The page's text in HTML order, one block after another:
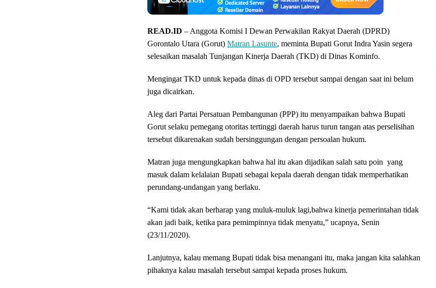
READ.ID – Anggota Komisi I Dewan Perwakilan Rakyat Daerah (DPRD)
Gorontalo Utara (Gorut) Matran Lasunte, meminta Bupati Gorut Indra Yasin segera
selesaikan masalah Tunjangan Kinerja Daerah (TKD) di Dinas Kominfo.
Mengingat TKD untuk kepada dinas di OPD tersebut sampai dengan saat ini belum
juga dicairkan.
Aleg dari Partai Persatuan Pembangunan (PPP) itu menyampaikan bahwa Bupati
Gorut selaku pemegang otoritas tertinggi daerah harus turun tangan atas perselisihan
tersebut dikarenakan sudah bersinggungan dengan persoalan hukum.
Matran juga mengungkapkan bahwa hal itu akan dijadikan salah satu poin yang
masuk dalam kelalaian Bupati sebagai kepala daerah dengan tidak memperhatikan
perundang-undangan yang berlaku.
“Kami tidak akan berharap yang muluk-muluk lagi,bahwa kinerja pemerintahan tidak
akan jadi baik, ketika para pemimpinnya tidak menyatu,” ucapnya, Senin
(23/11/2020).
Lanjutnya, kalau memang Bupati tidak bisa menangani itu, maka jangan kita salahkan
pihaknya kalau masalah tersebut sampai kepada proses hukum.